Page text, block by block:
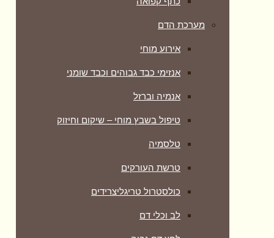
מערכת הדם
אירוע מוחי
אנזימי כבד גבוהים וכבד שומני
אנמיה וברזל
טיפול בשבץ מוחי – שיקום וחיזוק
טלסמיה
טרשת העורקים
כולסטרול טריגליצרידים
לב וכלי דם